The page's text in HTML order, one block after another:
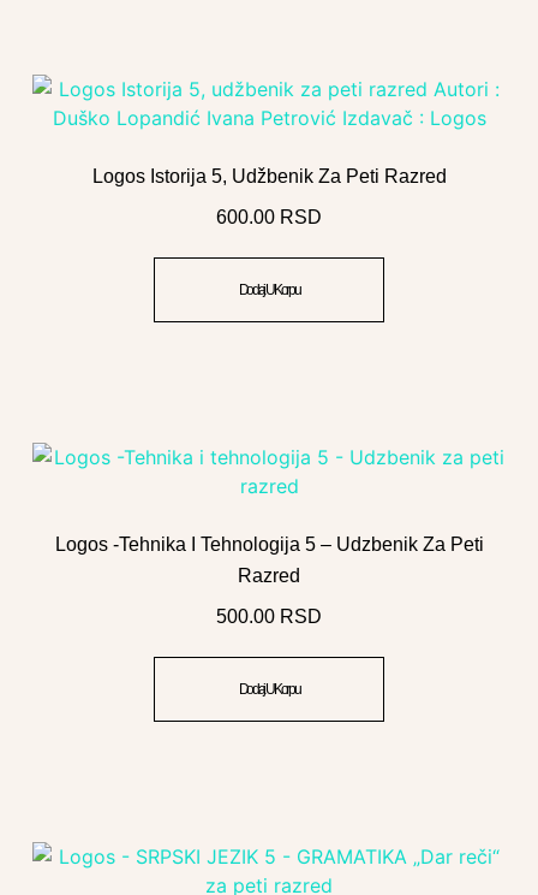
Logos Istorija 5, Udžbenik Za Peti Razred
600.00 RSD
Dodaj U Korpu
Logos -Tehnika I Tehnologija 5 – Udzbenik Za Peti
Razred
500.00 RSD
Dodaj U Korpu